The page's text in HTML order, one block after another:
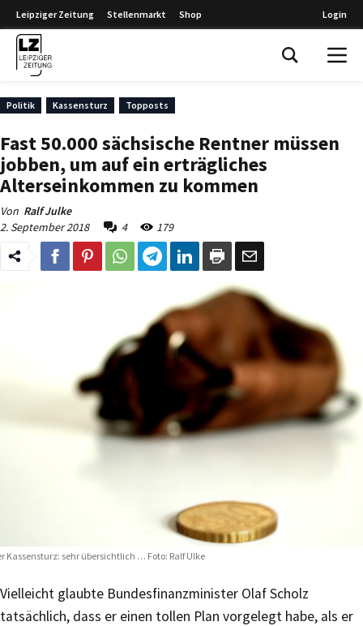
Leipziger Zeitung Stellenmarkt Shop Login
Politik Kassensturz Topposts
Fast 50.000 sächsische Rentner müssen
jobben, um auf ein erträgliches
Alterseinkommen zu kommen
Von Ralf Julke
2. September 2018
4 179
Kassensturz: sehr übersichtlich … Foto: Ralf Ulke
Vielleicht glaubte Bundesfinanzminister Olaf Scholz
tatsächlich, dass er einen tollen Plan vorgelegt habe, als er